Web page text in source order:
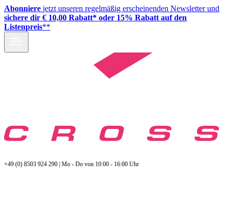
Abonniere jetzt unseren regelmäßig erscheinenden Newsletter und
sichere dir € 10,00 Rabatt* oder 15% Rabatt auf den
Listenpreis**
+49 (0) 8503 924 290 | Mo - Do von 10:00 - 16:00 Uhr